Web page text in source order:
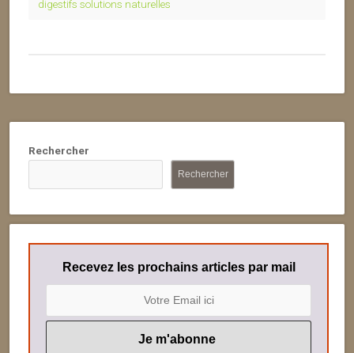
digestifs solutions naturelles
Rechercher
Rechercher
Recevez les prochains articles par mail